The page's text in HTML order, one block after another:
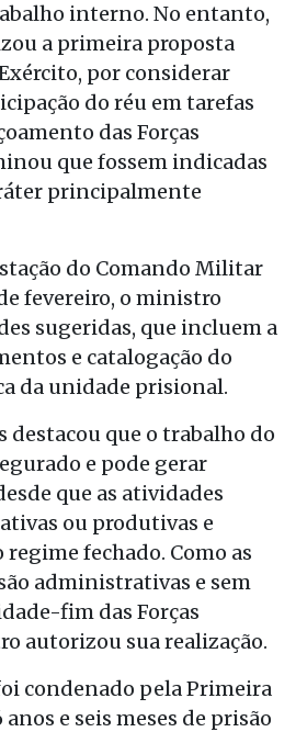
interno. No entanto,
a primeira proposta
por considerar
do réu em tarefas
das Forças
que fossem indicadas
principalmente
do Comando Militar
fevereiro, o ministro
sugeridas, que incluem a
e catalogação do
da unidade prisional.
destacou que o trabalho do
e pode gerar
que as atividades
ou produtivas e
fechado. Como as
administrativas e sem
fim das Forças
autorizou sua realização.
condenado pela Primeira
e seis meses de prisão